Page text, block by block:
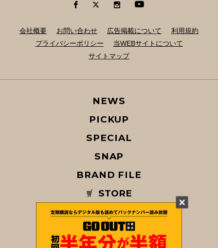
会社概要 お問い合わせ 広告掲載について
利用規約
プライバシーポリシー
当WEBサイトについて
サイトマップ
NEWS
PICKUP
SPECIAL
SNAP
BRAND FILE
STORE
MAGAZINE